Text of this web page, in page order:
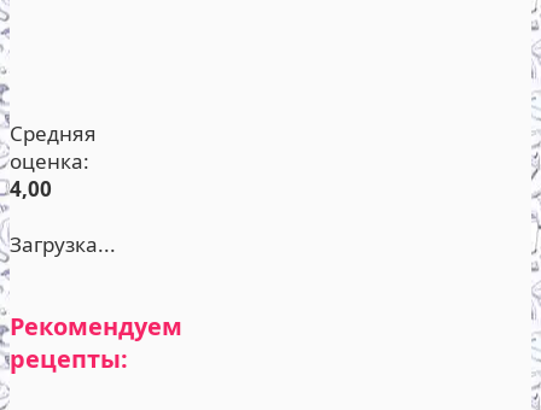
Средняя
оценка:
4,00
Загрузка...
Рекомендуем
рецепты: